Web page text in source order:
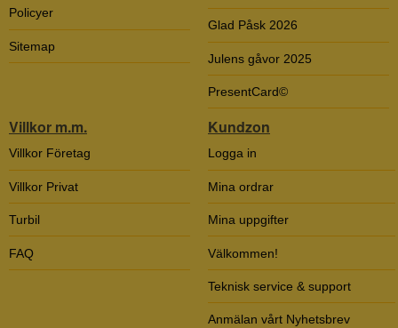
Policyer
Sitemap
Glad Påsk 2026
Julens gåvor 2025
PresentCard©
Villkor m.m.
Villkor Företag
Villkor Privat
Turbil
FAQ
Kundzon
Logga in
Mina ordrar
Mina uppgifter
Välkommen!
Teknisk service & support
Anmälan vårt Nyhetsbrev